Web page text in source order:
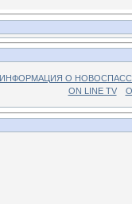
ИНФОРМАЦИЯ О
ON LINE TV